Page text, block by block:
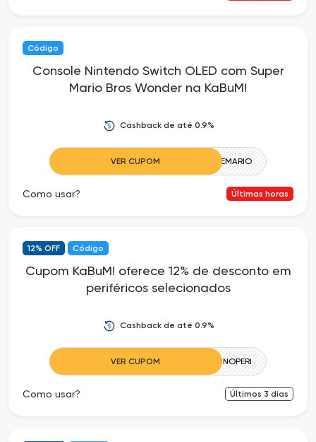
Código
Console Nintendo Switch OLED com Super
Mario Bros Wonder na KaBuM!
Cashback de até 0.9%
VER CUPOM QUEMARIO
Como usar? Últimas horas
12% OFF Código
Cupom KaBuM! oferece 12% de desconto em
periféricos selecionados
Cashback de até 0.9%
VER CUPOM 12NOPERI
Como usar? Últimos 3 dias